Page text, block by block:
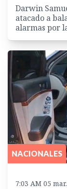
Darwin
atacado a
alarmas por
NACIONALES
7:03 AM 05